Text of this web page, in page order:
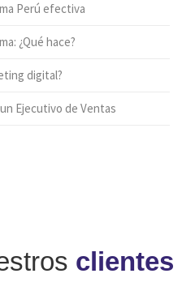
Perú efectiva
¿Qué hace?
digital?
Ejecutivo de Ventas
clientes